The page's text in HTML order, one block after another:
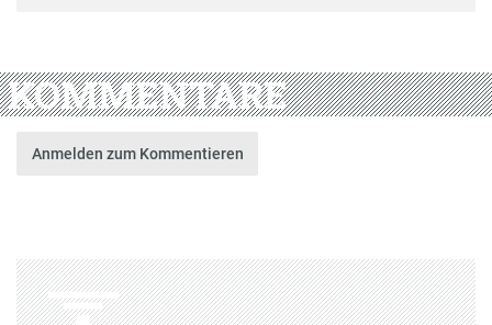
KOMMENTARE
Anmelden zum Kommentieren